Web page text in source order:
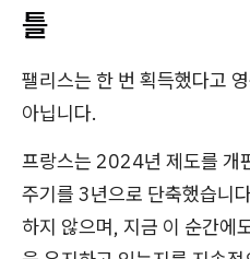
틀
팰리스는 한 번 획득했다고
아닙니다.
프랑스는 2024년 제도를 개
주기를 3년으로 단축했습니
하지 않으며, 지금 이 순간에